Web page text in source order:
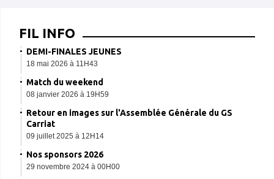
FIL INFO
DEMI-FINALES JEUNES
18 mai 2026 à 11H43
Match du weekend
08 janvier 2026 à 19H59
Retour en images sur l'Assemblée Générale du GS
Carriat
09 juillet 2025 à 12H14
Nos sponsors 2026
29 novembre 2024 à 00H00